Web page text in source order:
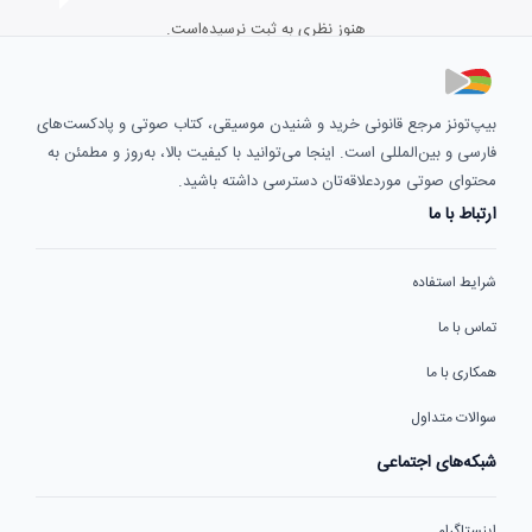
هنوز نظری به ثبت نرسیده‌است.
بیپ‌تونز مرجع قانونی خرید و شنیدن موسیقی، کتاب صوتی و پادکست‌های
فارسی و بین‌المللی است. اینجا می‌توانید با کیفیت بالا، به‌روز و مطمئن به
محتوای صوتی موردعلاقه‌تان دسترسی داشته باشید.
ارتباط با ما
شرایط استفاده
تماس با ما
همکاری با ما
سوالات متداول
شبکه‌های اجتماعی